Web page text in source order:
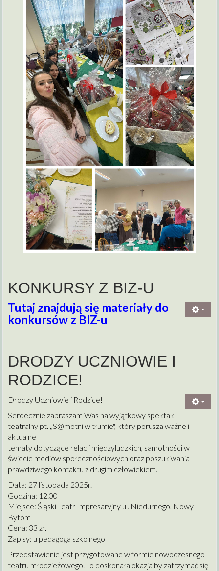
KONKURSY Z BIZ-U
Tutaj znajdują się materiały do
konkursów z BIZ-u
DRODZY UCZNIOWIE I
RODZICE!
Drodzy Uczniowie i Rodzice!
Serdecznie zapraszam Was na wyjątkowy spektakl
teatralny pt. ,,S@motni wtłumie", który porusza ważne i
aktualne
tematy dotyczące relacji międzyludzkich, samotności w
świecie mediów społecznościowych oraz poszukiwania
prawdziwego kontaktu z drugim człowiekiem.
Data: 27 listopada 2025r.
Godzina: 12.00
Miejsce: Śląski Teatr Impresaryjny ul. Niedurnego, Nowy
Bytom
Cena: 33 zł.
Zapisy: u pedagoga szkolnego
Przedstawienie jest przygotowane w formie nowoczesnego
teatru młodzieżowego. To doskonała okazja by zatrzymać się